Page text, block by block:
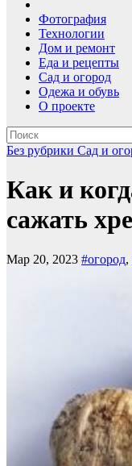
Фотография
Технологии
Дом и ремонт
Еда и рецепты
Сад и огород
Одежа и обувь
О проекте
Без рубрики Сад и
Как и
сажать
Мар 20, 2023 #огород,